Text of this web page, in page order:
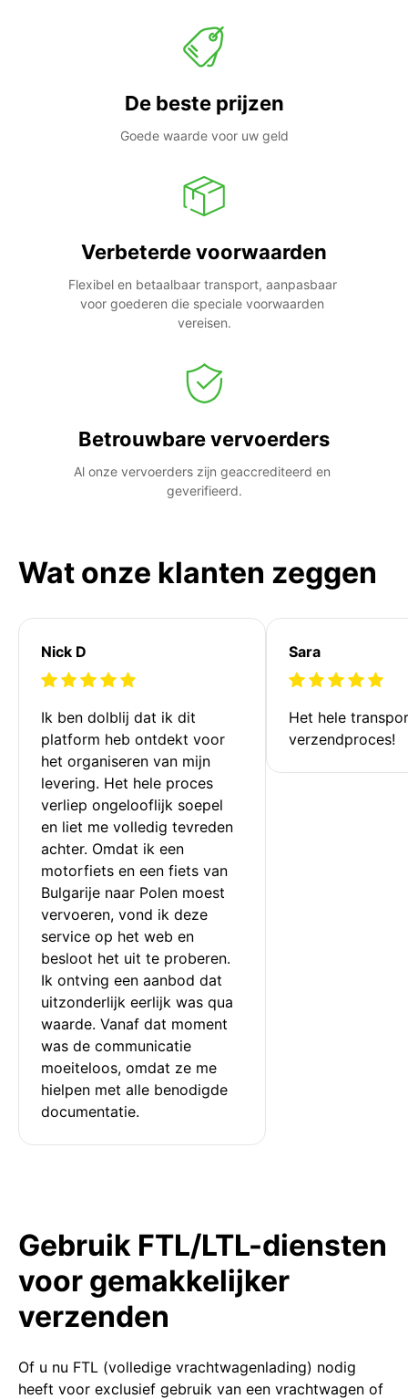
De beste prijzen
Goede waarde voor uw geld
Verbeterde voorwaarden
Flexibel en betaalbaar transport, aanpasbaar
voor goederen die speciale voorwaarden
vereisen.
Betrouwbare vervoerders
Al onze vervoerders zijn geaccrediteerd en
geverifieerd.
Wat onze klanten zeggen
Nick D
Ik ben dolblij dat ik dit
platform heb ontdekt voor
het organiseren van mijn
levering. Het hele proces
verliep ongelooflijk soepel
en liet me volledig tevreden
achter. Omdat ik een
motorfiets en een fiets van
Bulgarije naar Polen moest
vervoeren, vond ik deze
service op het web en
besloot het uit te proberen.
Ik ontving een aanbod dat
uitzonderlijk eerlijk was qua
waarde. Vanaf dat moment
was de communicatie
moeiteloos, omdat ze me
hielpen met alle benodigde
documentatie.
Sara
Het hele
verzendproces!
Gebruik FTL/LTL-diensten
voor gemakkelijker
verzenden
Of u nu FTL (volledige vrachtwagenlading) nodig
heeft voor exclusief gebruik van een vrachtwagen of